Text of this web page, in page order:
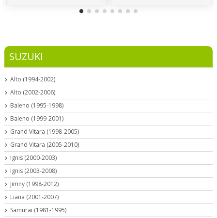
SUZUKI
Alto (1994-2002)
Alto (2002-2006)
Baleno (1995-1998)
Baleno (1999-2001)
Grand Vitara (1998-2005)
Grand Vitara (2005-2010)
Ignis (2000-2003)
Ignis (2003-2008)
Jimny (1998-2012)
Liana (2001-2007)
Samurai (1981-1995)